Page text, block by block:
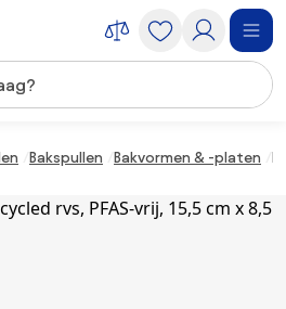
Bakspullen Bakvormen & -platen